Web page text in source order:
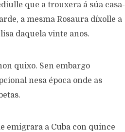
que a trouxera á súa casa-
a mesma Rosaura díxolle a
daquela vinte anos.
quixo. Sen embargo
nesa época onde as
emigrara a Cuba con quince